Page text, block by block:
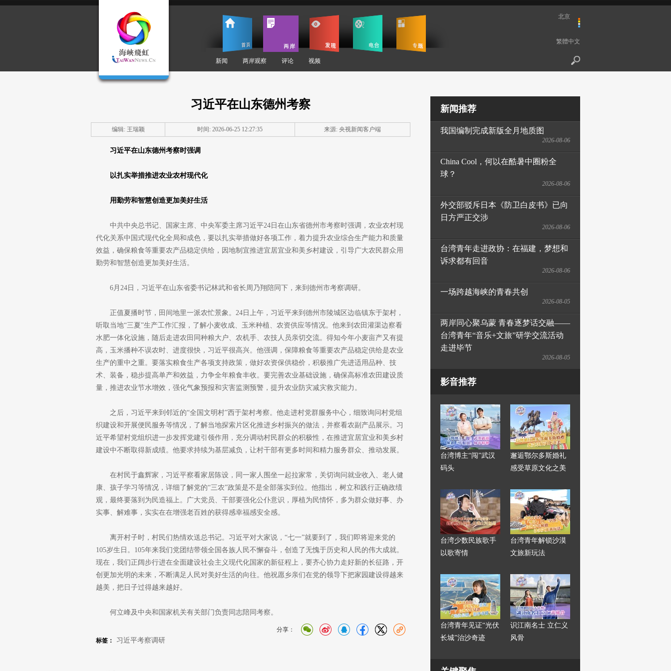
新闻 两岸观察 评论 视频
北京
繁體中文
习近平在山东德州考察
编辑: 王瑞颖 时间: 2026-06-25 12:27:35 来源: 央视新闻客户端
习近平在山东德州考察时强调
以扎实举措推进农业农村现代化
用勤劳和智慧创造更加美好生活
中共中央总书记、国家主席、中央军委主席习近平24日在山东省德州市考察时强调，农业农村现
代化关系中国式现代化全局和成色，要以扎实举措做好各项工作，着力提升农业综合生产能力和质量
效益，确保粮食等重要农产品稳定供给，因地制宜推进宜居宜业和美乡村建设，引导广大农民群众用
勤劳和智慧创造更加美好生活。
6月24日，习近平在山东省委书记林武和省长周乃翔陪同下，来到德州市考察调研。
正值夏播时节，田间地里一派农忙景象。24日上午，习近平来到德州市陵城区边临镇东于架村，
听取当地“三夏”生产工作汇报，了解小麦收成、玉米种植、农资供应等情况。他来到农田灌渠边察看
水肥一体化设施，随后走进农田同种粮大户、农机手、农技人员亲切交流。得知今年小麦亩产又有提
高，玉米播种不误农时、进度很快，习近平很高兴。他强调，保障粮食等重要农产品稳定供给是农业
生产的重中之重。要落实粮食生产各项支持政策，做好农资保供稳价，积极推广先进适用品种、技
术、装备，稳步提高单产和效益，力争全年粮食丰收。要完善农业基础设施，确保高标准农田建设质
量，推进农业节水增效，强化气象预报和灾害监测预警，提升农业防灾减灾救灾能力。
之后，习近平来到邻近的“全国文明村”西于架村考察。他走进村党群服务中心，细致询问村党组
织建设和开展便民服务等情况，了解当地探索片区化推进乡村振兴的做法，并察看农副产品展示。习
近平希望村党组织进一步发挥党建引领作用，充分调动村民群众的积极性，在推进宜居宜业和美乡村
建设中不断取得新成绩。他要求持续为基层减负，让村干部有更多时间和精力服务群众、推动发展。
在村民于鑫辉家，习近平察看家居陈设，同一家人围坐一起拉家常，关切询问就业收入、老人健
康、孩子学习等情况，详细了解党的“三农”政策是不是全部落实到位。他指出，树立和践行正确政绩
观，最终要落到为民造福上。广大党员、干部要强化公仆意识，厚植为民情怀，多为群众做好事、办
实事、解难事，实实在在增强老百姓的获得感幸福感安全感。
离开村子时，村民们热情欢送总书记。习近平对大家说，“七一”就要到了，我们即将迎来党的
105岁生日。105年来我们党团结带领全国各族人民不懈奋斗，创造了无愧于历史和人民的伟大成就。
现在，我们正阔步行进在全面建设社会主义现代化国家的新征程上，要齐心协力走好新的长征路，开
创更加光明的未来，不断满足人民对美好生活的向往。他祝愿乡亲们在党的领导下把家园建设得越来
越美，把日子过得越来越好。
何立峰及中央和国家机关有关部门负责同志陪同考察。
分享：
标签：
习近平考察调研
新闻推荐
我国编制完成新版全月地质图
2026-08-06
China Cool，何以在酷暑中圈粉全
球？
2026-08-06
外交部驳斥日本《防卫白皮书》已向
日方严正交涉
2026-08-06
台湾青年走进政协：在福建，梦想和
诉求都有回音
2026-08-06
一场跨越海峡的青春共创
2026-08-05
两岸同心聚乌蒙 青春逐梦话交融——
台湾青年“音乐+文旅”研学交流活动
走进毕节
2026-08-05
影音推荐
台湾博主“闯”武汉
码头
邂逅鄂尔多斯婚礼
感受草原文化之美
台湾少数民族歌手
以歌寄情
台湾青年解锁沙漠
文旅新玩法
台湾青年见证“光伏
长城”治沙奇迹
识江南名士 立仁义
风骨